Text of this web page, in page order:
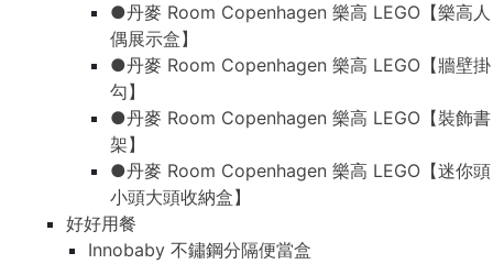
●丹麥 Room Copenhagen 樂高 LEGO【樂高人
偶展示盒】
●丹麥 Room Copenhagen 樂高 LEGO【牆壁掛
勾】
●丹麥 Room Copenhagen 樂高 LEGO【裝飾書
架】
●丹麥 Room Copenhagen 樂高 LEGO【迷你頭
小頭大頭收納盒】
好好用餐
Innobaby 不鏽鋼分隔便當盒